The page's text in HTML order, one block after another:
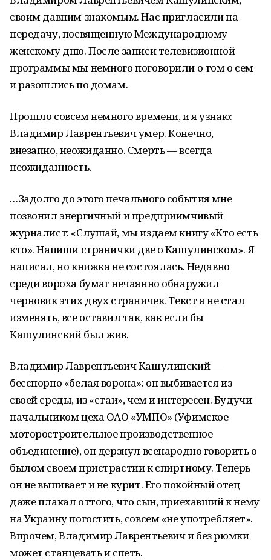
своим давним знакомым. Нас пригласили на
передачу, посвященную Международному
женскому дню. После записи телевизионной
программы мы немного поговорили о том о сем
и разошлись по домам.
Прошло совсем немного времени, и я узнаю:
Владимир Лаврентьевич умер. Конечно,
внезапно, неожиданно. Смерть — всегда
неожиданность.
…Задолго до этого печального события мне
позвонил энергичный и предприимчивый
журналист: «Слушай, мы издаем книгу «Кто есть
кто». Напиши странички две о Кашулинском». Я
написал, но книжка не состоялась. Недавно
среди вороха бумаг нечаянно обнаружил
черновик этих двух страничек. Текст я не стал
изменять, все оставил так, как если бы
Кашулинский был жив.
Владимир Лаврентьевич Кашулинский —
бесспорно «белая ворона»: он выбивается из
своей среды, из «стаи», чем и интересен. Будучи
начальником цеха ОАО «УМПО» (Уфимское
моторостроительное производственное
объединение), он дерзнул всенародно говорить о
былом своем пристрастии к спиртному. Теперь
он не выпивает и не курит. Его покойный отец
даже плакал оттого, что сын, приехавший к нему
на Украину погостить, совсем «не употребляет».
Впрочем, Владимир Лаврентьевич и без рюмки
может станцевать и спеть.